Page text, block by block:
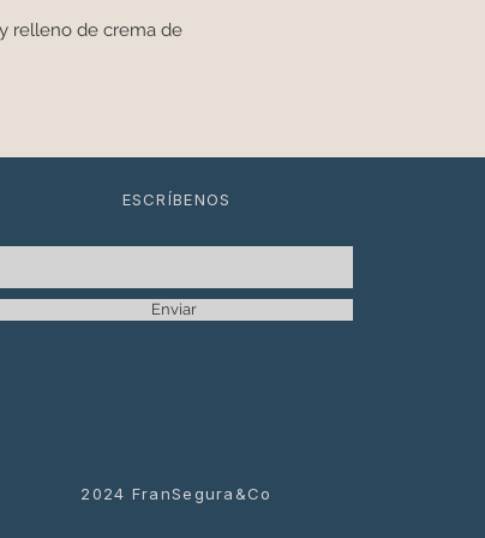
relleno de crema de
ESCRÍBENOS
Enviar
2024 FranSegura&Co